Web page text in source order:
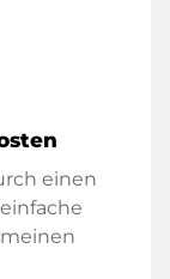
einen